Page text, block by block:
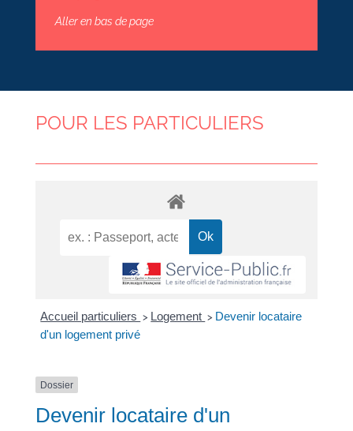
Aller en bas de page
POUR LES PARTICULIERS
Accueil particuliers > Logement > Devenir locataire
d'un logement privé
Dossier
Devenir locataire d'un